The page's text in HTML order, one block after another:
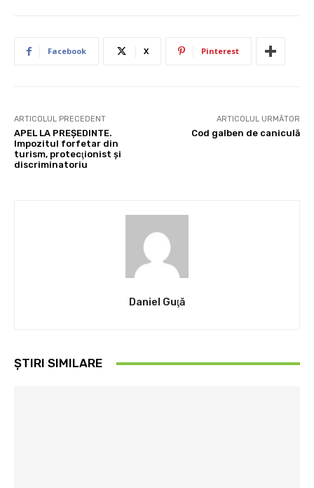
Facebook X Pinterest
ARTICOLUL PRECEDENT
APEL LA PREŞEDINTE.
Impozitul forfetar din
turism, protecţionist şi
discriminatoriu
ARTICOLUL URMĂTOR
Cod galben de caniculă
Daniel Guţă
ȘTIRI SIMILARE